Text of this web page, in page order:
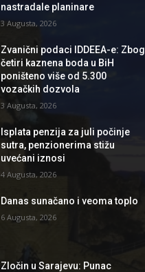
nastradale planinare
3 Augusta, 2026
Zvanični podaci IDDEEA-e: Zbog
četiri kaznena boda u BiH
poništeno više od 5.300
vozačkih dozvola
3 Augusta, 2026
Isplata penzija za juli počinje
sutra, penzionerima stižu
uvećani iznosi
4 Augusta, 2026
Danas sunačano i veoma toplo
6 Augusta, 2026
Zločin u Sarajevu: Punac